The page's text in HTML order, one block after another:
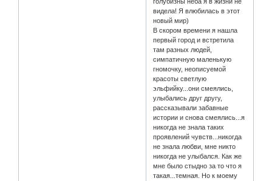
видела! Я влюбилась в этот
новый мир)
В скором времени я нашла
первый город и встретила
там разных людей,
симпатичную маленькую
гномочку, неописуемой
красоты светлую
эльфийку...они смеялись,
улыбались друг другу,
рассказывали забавные
истории и снова смеялись...я
никогда не знала таких
проявлений чувств...никогда
не знала любви, мне никто
никогда не улыбался. Как же
мне было стыдно за то что я
такая...темная. Но к моему